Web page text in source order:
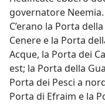
governatore Neemia.
C’erano la Porta
Cenere e la Porta
Acque, la Porta dei
est; la Porta della
Porta dei Pesci a
Porta di Efraim e la